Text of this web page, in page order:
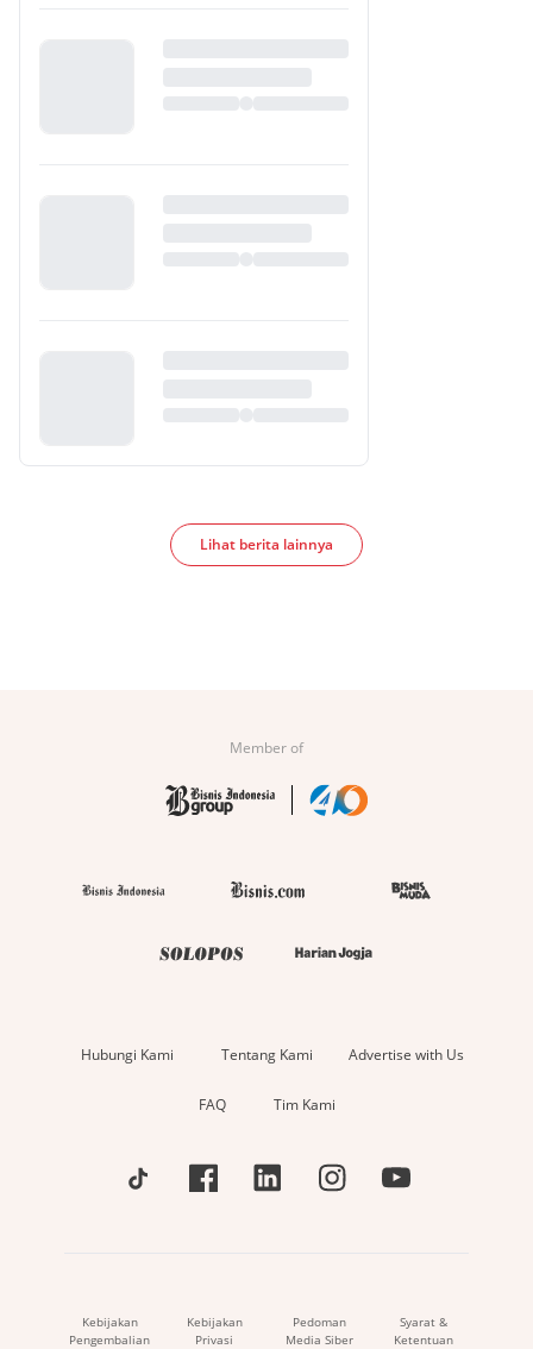
Lihat berita lainnya
Member of
Hubungi Kami Tentang Kami Advertise with Us
FAQ Tim Kami
Kebijakan
Pengembalian
Kebijakan
Privasi
Pedoman
Media Siber
Syarat &
Ketentuan